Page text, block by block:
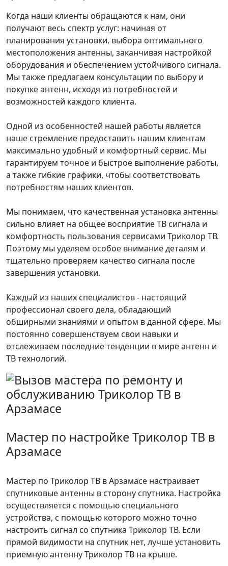
Когда наши клиенты обращаются к нам, они
получают весь спектр услуг: начиная от
планирования установки, выбора оптимального
местоположения антенны, заканчивая настройкой
оборудования и обеспечением устойчивого сигнала.
Мы также предлагаем консультации по выбору и
покупке антенн, исходя из потребностей и
возможностей каждого клиента.
Одной из особенностей нашей работы является
наше стремление предоставить нашим клиентам
максимально удобный и комфортный сервис. Мы
гарантируем точное и быстрое выполнение работы,
а также гибкие графики, чтобы соответствовать
потребностям наших клиентов.
Мы понимаем, что качественная установка антенны
сильно влияет на общее восприятие ТВ сигнала и
комфортность пользования сервисами Триколор ТВ.
Поэтому мы уделяем особое внимание деталям и
тщательно проверяем качество сигнала после
завершения установки.
Каждый из наших специалистов - настоящий
профессионал своего дела, обладающий
обширными знаниями и опытом в данной сфере. Мы
постоянно совершенствуем свои навыки и
отслеживаем последние тенденции в мире антенн и
ТВ технологий.
Мастер по настройке Триколор ТВ в
Арзамасе
Мастер по Триколор ТВ в Арзамасе настраивает
спутниковые антенны в сторону спутника. Настройка
осуществляется с помощью специального
устройства, с помощью которого можно точно
настроить сигнал со спутника Триколор ТВ. Если
прямой видимости на спутник нет, лучше установить
приемную антенну Триколор ТВ на крыше.